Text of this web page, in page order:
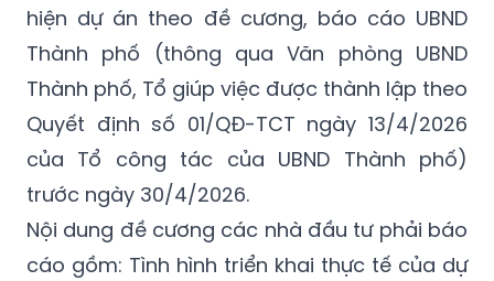
hiện dự án theo đề cương, báo cáo UBND
Thành phố (thông qua Văn phòng UBND
Thành phố, Tổ giúp việc được thành lập theo
Quyết định số 01/QĐ-TCT ngày 13/4/2026
của Tổ công tác của UBND Thành phố)
trước ngày 30/4/2026.
Nội dung đề cương các nhà đầu tư phải báo
cáo gồm: Tình hình triển khai thực tế của dự